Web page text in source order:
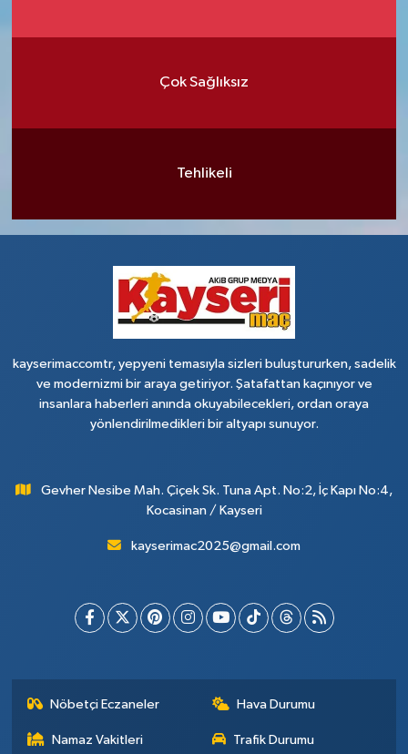
Çok Sağlıksız
Tehlikeli
kayserimaccomtr, yepyeni temasıyla sizleri buluştururken, sadelik
ve modernizmi bir araya getiriyor. Şatafattan kaçınıyor ve
insanlara haberleri anında okuyabilecekleri, ordan oraya
yönlendirilmedikleri bir altyapı sunuyor.
Gevher Nesibe Mah. Çiçek Sk. Tuna Apt. No:2, İç Kapı No:4,
Kocasinan / Kayseri
kayserimac2025@gmail.com
Nöbetçi Eczaneler Hava Durumu
Namaz Vakitleri Trafik Durumu